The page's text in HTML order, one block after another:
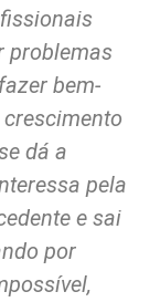
problemas
bem-
dá a
pela
e sai
por